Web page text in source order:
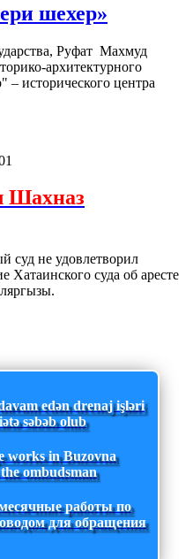
шехер»
Руфат Махмуд
архитектурного
исторического центра
Шахназ
суд не удовлетворил
Хатаинского суда об аресте
edən drenaj işləri
səbəb olub
works in Buzovna
ombudsman
работы по
для обращения